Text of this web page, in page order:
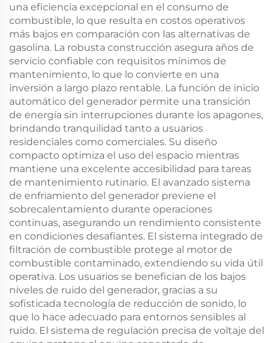
una eficiencia excepcional en el consumo de
combustible, lo que resulta en costos operativos
más bajos en comparación con las alternativas de
gasolina. La robusta construcción asegura años de
servicio confiable con requisitos mínimos de
mantenimiento, lo que lo convierte en una
inversión a largo plazo rentable. La función de inicio
automático del generador permite una transición
de energía sin interrupciones durante los apagones,
brindando tranquilidad tanto a usuarios
residenciales como comerciales. Su diseño
compacto optimiza el uso del espacio mientras
mantiene una excelente accesibilidad para tareas
de mantenimiento rutinario. El avanzado sistema
de enfriamiento del generador previene el
sobrecalentamiento durante operaciones
continuas, asegurando un rendimiento consistente
en condiciones desafiantes. El sistema integrado de
filtración de combustible protege al motor de
combustible contaminado, extendiendo su vida útil
operativa. Los usuarios se benefician de los bajos
niveles de ruido del generador, gracias a su
sofisticada tecnología de reducción de sonido, lo
que lo hace adecuado para entornos sensibles al
ruido. El sistema de regulación precisa de voltaje del